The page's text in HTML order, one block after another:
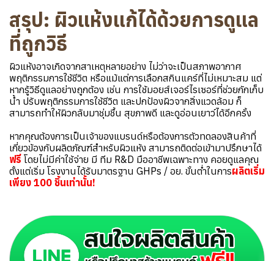
สรุป: ผิวแห้งแก้ได้ด้วยการดูแล
ที่ถูกวิธี
ผิวแห้งอาจเกิดจากสาเหตุหลายอย่าง ไม่ว่าจะเป็นสภาพอากาศ
พฤติกรรมการใช้ชีวิต หรือแม้แต่การเลือกสกินแคร์ที่ไม่เหมาะสม แต่
หากรู้วิธีดูแลอย่างถูกต้อง เช่น การใช้มอยส์เจอร์ไรเซอร์ที่ช่วยกักเก็บ
น้ำ ปรับพฤติกรรมการใช้ชีวิต และปกป้องผิวจากสิ่งแวดล้อม ก็
สามารถทำให้ผิวกลับมาชุ่มชื้น สุขภาพดี และดูอ่อนเยาว์ได้อีกครั้ง
หากคุณต้องการเป็นเจ้าของแบรนด์หรือต้องการตัวทดลองสินค้าที่
เกี่ยวข้องกับผลิตภัณฑ์สำหรับผิวแห้ง สามารถติดต่อเข้ามาปรึกษาได้
ฟรี โดยไม่มีค่าใช้จ่าย มี ทีม R&D มืออาชีพเฉพาะทาง คอยดูแลคุณ
ตั้งแต่เริ่ม โรงงานได้รับมาตรฐาน GHPs / อย. ขั้นต่ำในการผลิตเริ่ม
เพียง 100 ชิ้นเท่านั้น!